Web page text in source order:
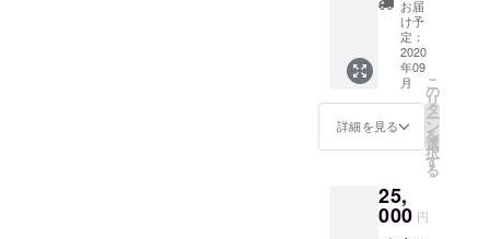
す。 ※
こちら
からの
メール
に記入
がない
掲載不
要とさ
ます。
★全リ
リター
ン返信
メール
でお知
らせく
ださ
上映前
のオー
ジット
映像に
掲載 ※
りいた
しま
す。 ■
公式HP
にお名
前を掲
載 ※ 公
式HPに
いただ
きま
トドリ
ンク）
をご提
供いた
しま
す。 ※
シア
プンが
10月の
場合
（飯付
き） ※
下田が
糸島、
前原商
店街中
心にご
案内い
たしま
ン風CG
見学で
もよい
お届
け予
定：
2020
年09
月
詳細を見る
こ
の
リ
タ
ー
ン
を
選
択
す
る
25,
000 円